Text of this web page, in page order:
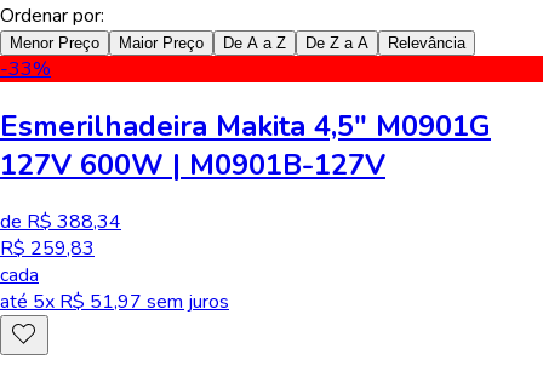
Ordenar por:
Menor Preço Maior Preço De A a Z De Z a A Relevância
-33%
Esmerilhadeira Makita 4,5" M0901G
127V 600W | M0901B-127V
de R$ 388,34
R$ 259,83
cada
até 5x R$ 51,97 sem juros